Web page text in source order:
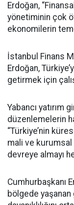
Erdoğan,
yönetiminin çok
ekonomilerin
İstanbul Finans
Erdoğan,
getirmek için
Yabancı yatırım
düzenlemelerin
“Türkiye’nin
mali ve kurumsal
devreye almayı
Cumhurbaşkanı
bölgede yaşanan